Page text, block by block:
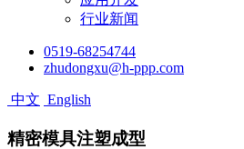
行业新闻
0519-68254744
zhudongxu@h-ppp.com
中文 English
精密模具注塑成型